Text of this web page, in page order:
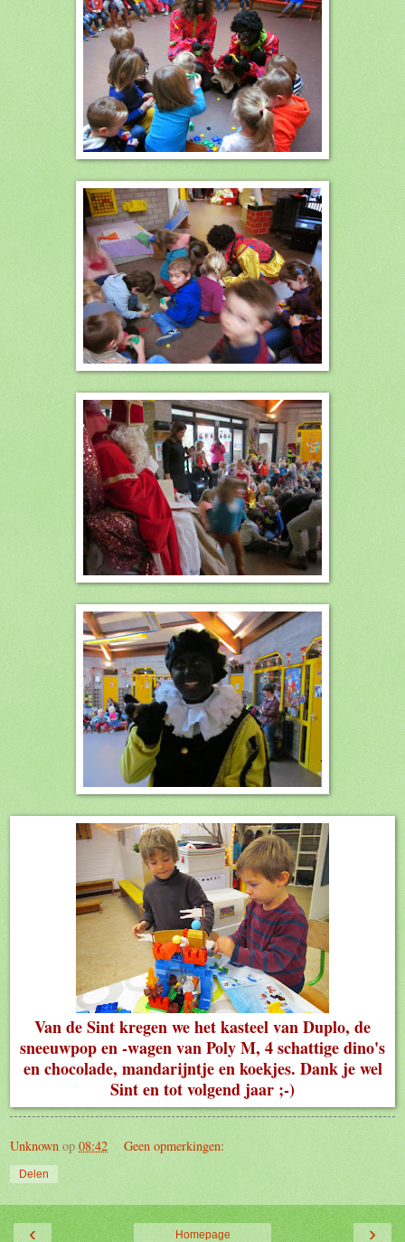
Van de Sint kregen we het kasteel van Duplo, de
sneeuwpop en -wagen van Poly M, 4 schattige dino's
en chocolade, mandarijntje en koekjes. Dank je wel
Sint en tot volgend jaar ;-)
Unknown op 08:42 Geen opmerkingen:
Delen
‹ ›
Homepage